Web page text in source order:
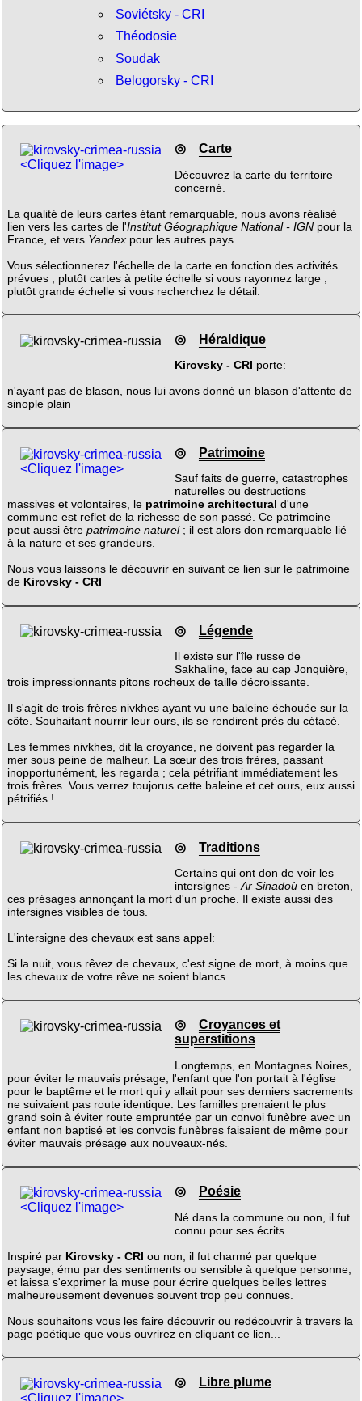
Soviétsky - CRI
Théodosie
Soudak
Belogorsky - CRI
<Cliquez l'image>
◎ Carte
Découvrez la carte du territoire
concerné.
La qualité de leurs cartes étant remarquable, nous avons réalisé
lien vers les cartes de l'Institut Géographique National - IGNpour la
France, et vers Yandexpour les autres pays.
Vous sélectionnerez l'échelle de la carte en fonction des activités
prévues ; plutôt cartes à petite échelle si vous rayonnez large ;
plutôt grande échelle si vous recherchez le détail.
◎ Héraldique
Kirovsky - CRI porte:
n'ayant pas de blason, nous lui avons donné un blason d'attente de
sinople plain
<Cliquez l'image>
◎ Patrimoine
Sauf faits de guerre, catastrophes
naturelles ou destructions
massives et volontaires, le patrimoine architectural d'une
commune est reflet de la richesse de son passé. Ce patrimoine
peut aussi être patrimoine naturel; il est alors don remarquable lié
à la nature et ses grandeurs.
Nous vous laissons le découvrir en suivant ce lien sur le patrimoine
de Kirovsky - CRI
◎ Légende
Il existe sur l'île russe de
Sakhaline, face au cap Jonquière,
trois impressionnants pitons rocheux de taille décroissante.
Il s'agit de trois frères nivkhes ayant vu une baleine échouée sur la
côte. Souhaitant nourrir leur ours, ils se rendirent près du cétacé.
Les femmes nivkhes, dit la croyance, ne doivent pas regarder la
mer sous peine de malheur. La sœur des trois frères, passant
inopportunément, les regarda ; cela pétrifiant immédiatement les
trois frères. Vous verrez toujorus cette baleine et cet ours, eux aussi
pétrifiés !
◎ Traditions
Certains qui ont don de voir les
intersignes - Ar Sinadoùen breton,
ces présages annonçant la mort d'un proche. Il existe aussi des
intersignes visibles de tous.
L'intersigne des chevaux est sans appel:
Si la nuit, vous rêvez de chevaux, c'est signe de mort, à moins que
les chevaux de votre rêve ne soient blancs.
◎ Croyances et
superstitions
Longtemps, en Montagnes Noires,
pour éviter le mauvais présage, l'enfant que l'on portait à l'église
pour le baptême et le mort qui y allait pour ses derniers sacrements
ne suivaient pas route identique. Les familles prenaient le plus
grand soin à éviter route empruntée par un convoi funèbre avec un
enfant non baptisé et les convois funèbres faisaient de même pour
éviter mauvais présage aux nouveaux-nés.
<Cliquez l'image>
◎ Poésie
Né dans la commune ou non, il fut
connu pour ses écrits.
Inspiré par Kirovsky - CRI ou non, il fut charmé par quelque
paysage, ému par des sentiments ou sensible à quelque personne,
et laissa s'exprimer la muse pour écrire quelques belles lettres
malheureusement devenues souvent trop peu connues.
Nous souhaitons vous les faire découvrir ou redécouvrir à travers la
page poétique que vous ouvrirez en cliquant ce lien...
<Cliquez l'image>
◎ Libre plume